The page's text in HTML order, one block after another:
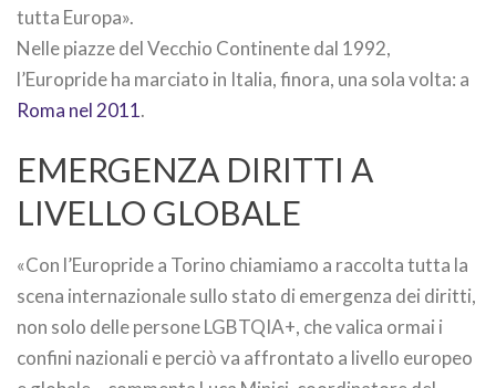
tutta Europa».
Nelle piazze del Vecchio Continente dal 1992,
l’Europride ha marciato in Italia, finora, una sola volta: a
Roma nel 2011.
EMERGENZA DIRITTI A
LIVELLO GLOBALE
«Con l’Europride a Torino chiamiamo a raccolta tutta la
scena internazionale sullo stato di emergenza dei diritti,
non solo delle persone LGBTQIA+, che valica ormai i
confini nazionali e perciò va affrontato a livello europeo